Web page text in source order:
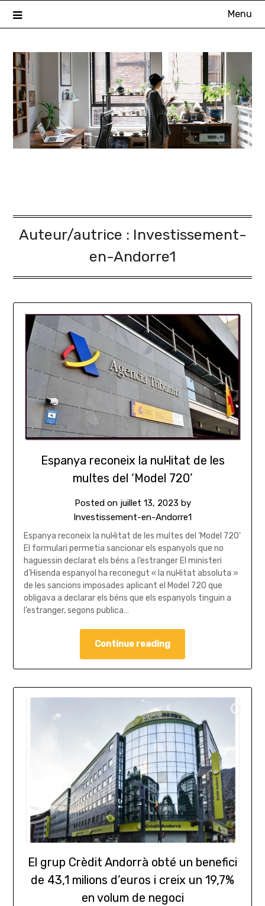
Menu
Auteur/autrice : Investissement-
en-Andorre1
Espanya reconeix la nul·litat de les
multes del ‘Model 720’
Posted on juillet 13, 2023 by
Investissement-en-Andorre1
Espanya reconeix la nul·litat de les multes del ‘Model 720’
El formulari permetia sancionar els espanyols que no
haguessin declarat els béns a l’estranger El ministeri
d’Hisenda espanyol ha reconegut « la nul·litat absoluta »
de les sancions imposades aplicant el Model 720 que
obligava a declarar els béns que els espanyols tinguin a
l’estranger, segons publica…
Continue reading
El grup Crèdit Andorrà obté un benefici
de 43,1 milions d’euros i creix un 19,7%
en volum de negoci